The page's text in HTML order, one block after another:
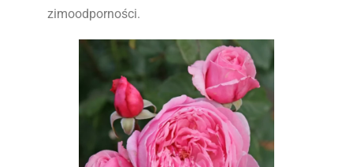
zimoodporności.